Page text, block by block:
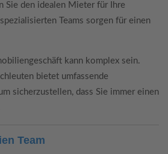
Sie den idealen Mieter für Ihre
Teams sorgen für einen
kann komplex sein.
bietet umfassende
sicherzustellen, dass Sie immer einen
Team